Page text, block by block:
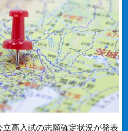
高入試の志願確定状況が発表